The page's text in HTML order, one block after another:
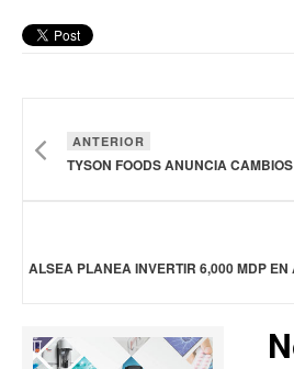
ANTERIOR